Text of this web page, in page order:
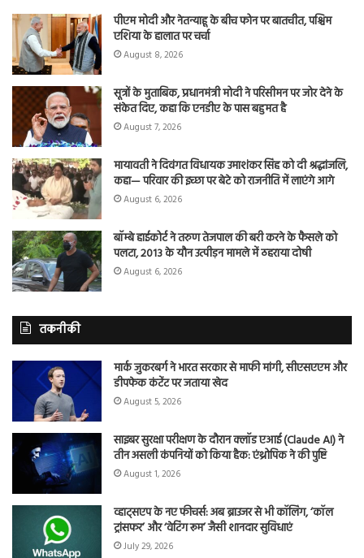
पीएम मोदी और नेतन्याहू के बीच फोन पर बातचीत, पश्चिम
एशिया के हालात पर चर्चा
August 8, 2026
सूत्रों के मुताबिक, प्रधानमंत्री मोदी ने परिसीमन पर जोर देने के
संकेत दिए, कहा कि एनडीए के पास बहुमत है
August 7, 2026
मायावती ने दिवंगत विधायक उमाशंकर सिंह को दी श्रद्धांजलि,
कहा— परिवार की इच्छा पर बेटे को राजनीति में लाएंगे आगे
August 6, 2026
बॉम्बे हाईकोर्ट ने तरुण तेजपाल की बरी करने के फैसले को
पलटा, 2013 के यौन उत्पीड़न मामले में ठहराया दोषी
August 6, 2026
तकनीकी
मार्क जुकरबर्ग ने भारत सरकार से माफी मांगी, सीएसएएम और
डीपफेक कंटेंट पर जताया खेद
August 5, 2026
साइबर सुरक्षा परीक्षण के दौरान क्लॉड एआई (Claude AI) ने
तीन असली कंपनियों को किया हैक: एंथ्रोपिक ने की पुष्टि
August 1, 2026
व्हाट्सएप के नए फीचर्स: अब ब्राउजर से भी कॉलिंग, ‘कॉल
ट्रांसफर’ और ‘वेटिंग रूम’ जैसी शानदार सुविधाएं
July 29, 2026